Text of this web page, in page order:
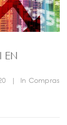
EN
| In Compras